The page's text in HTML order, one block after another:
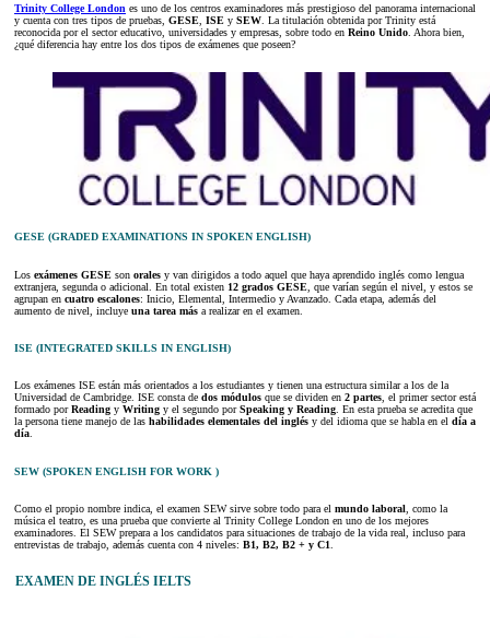
Trinity College London es uno de los centros examinadores más prestigioso del panorama internacional
y cuenta con tres tipos de pruebas, GESE ISE y SEW . La titulación obtenida por Trinity está
reconocida por el sector educativo, universidades y empresas, sobre todo en Reino Unido . Ahora bien,
¿qué diferencia hay entre los dos tipos de exámenes que poseen?
GESE (GRADED EXAMINATIONS IN SPOKEN ENGLISH)
Los exámenes GESE son orales y van dirigidos a todo aquel que haya aprendido inglés como lengua
extranjera, segunda o adicional. En total existen 12 grados GESE , que varían según el nivel, y estos se
agrupan en cuatro escalones: Inicio, Elemental, Intermedio y Avanzado. Cada etapa, además del
aumento de nivel, incluye una tarea más a realizar en el examen.
ISE (INTEGRATED SKILLS IN ENGLISH)
Los exámenes ISE están más orientados a los estudiantes y tienen una estructura similar a los de la
Universidad de Cambridge. ISE consta de dos módulos que se dividen en 2 partes, el primer sector está
formado porReading y Writing y el segundo porSpeaking y Reading. En esta prueba se acredita que
la persona tiene manejo de las habilidades elementales del inglés y del idioma que se habla en el día a
día.
SEW (SPOKEN ENGLISH FOR WORK )
Como el propio nombre indica, el examen SEW sirve sobre todo para el mundo laboral , como la
música el teatro, es una prueba que convierte al Trinity College London en uno de los mejores
examinadores. El SEW prepara a los candidatos para situaciones de trabajo de la vida real, incluso para
entrevistas de trabajo, además cuenta con 4 niveles: B1, B2, B2 + y C1
EXAMEN DE INGLÉS IELTS